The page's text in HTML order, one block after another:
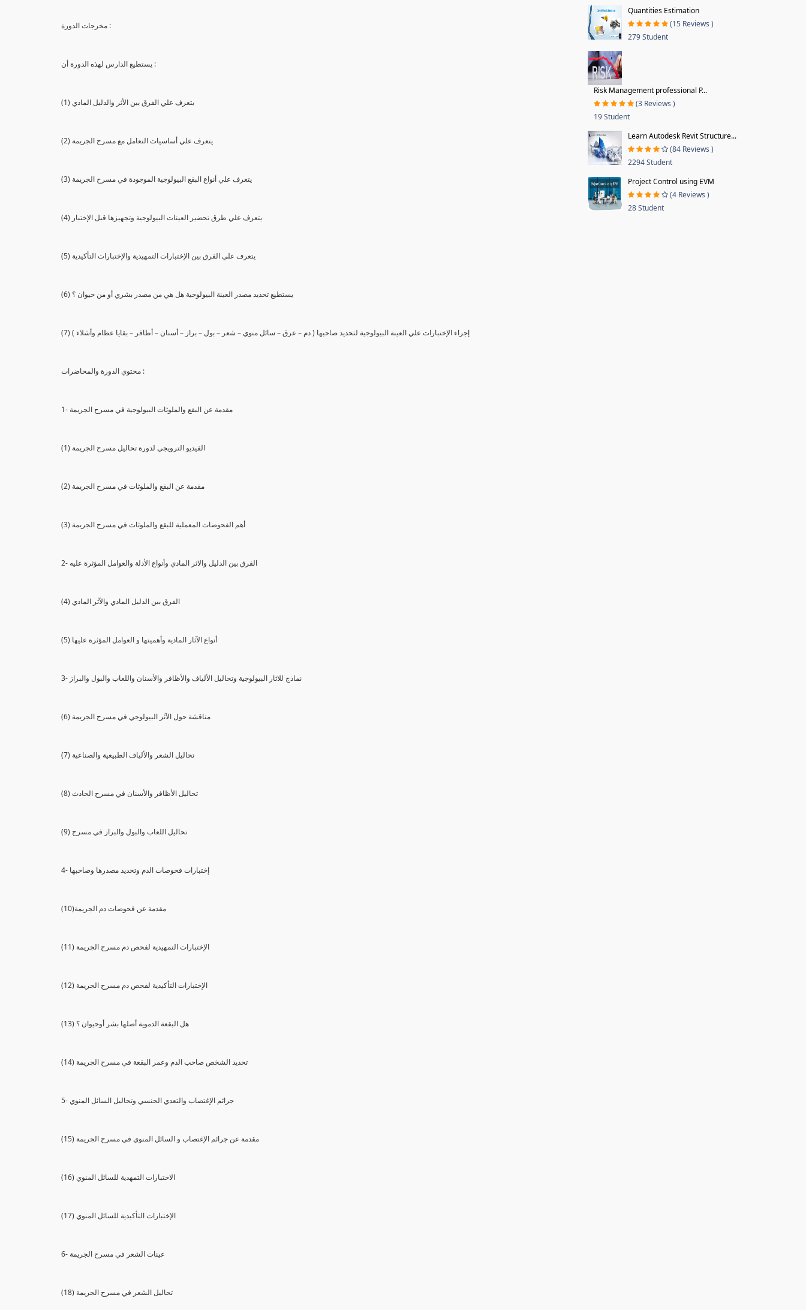
مخرجات الدورة :
يستطيع الدارس لهذه الدورة أن :
(1) يتعرف علي الفرق بين الأثر والدليل المادي
(2) يتعرف علي أساسيات التعامل مع مسرح الجريمة
(3) يتعرف علي أنواع البقع البيولوجية الموجودة في مسرح الجريمة
(4) يتعرف علي طرق تحضير العينات البيولوجية وتجهيزها قبل الإختبار
(5) يتعرف علي الفرق بين الإختبارات التمهيدية والإختبارات التأكيدية
(6) يستطيع تحديد مصدر العينة البيولوجية هل هي من مصدر بشري أو من حيوان ؟
(7) إجراء الإختبارات علي العينة البيولوجية لتحديد صاحبها ( دم – عرق – سائل منوي – شعر – بول – براز – أسنان – أظافر – بقايا عظام وأشلاء )
محتوي الدورة والمحاضرات :
1- مقدمة عن البقع والملوثات البيولوجية في مسرح الجريمة
(1) الفيديو الترويجي لدورة تحاليل مسرح الجريمة
(2) مقدمة عن البقع والملوثات في مسرح الجريمة
(3) أهم الفحوصات المعملية للبقع والملوثات في مسرح الجريمة
2- الفرق بين الدليل والاثر المادي وأنواع الأدلة والعوامل المؤثرة عليه
(4) الفرق بين الدليل المادي والآثر المادي
(5) أنواع الآثار المادية وأهميتها و العوامل المؤثرة عليها
3- نماذج للاثار البيولوجية وتحاليل الألياف والأظافر والأسنان واللعاب والبول والبراز
(6) مناقشة حول الآثر البيولوجي في مسرح الجريمة
(7) تحاليل الشعر والألياف الطبيعية والصناعية
(8) تحاليل الأظافر والأسنان في مسرح الحادث
(9) تحاليل اللعاب والبول والبراز في مسرح
4- إختبارات فحوصات الدم وتحديد مصدرها وصاحبها
(10)مقدمة عن فحوصات دم الجريمة
(11) الإختبارات التمهيدية لفحص دم مسرح الجريمة
(12) الإختبارات التأكيدية لفحص دم مسرح الجريمة
(13) هل البقعة الدموية أصلها بشر أوحيوان ؟
(14) تحديد الشخص صاحب الدم وعمر البقعة في مسرح الجريمة
5- جرائم الإغتصاب والتعدي الجنسي وتحاليل السائل المنوي
(15) مقدمة عن جرائم الإغتصاب و السائل المنوي في مسرح الجريمة
(16) الاختبارات التمهدية للسائل المنوي
(17) الإختبارات التأكيدية للسائل المنوي
6- عينات الشعر في مسرح الجريمة
(18) تحاليل الشعر في مسرح الجريمة
Quantities Estimation
(15 Reviews )
279 Student
Risk Management professional P...
(3 Reviews )
19 Student
Learn Autodesk Revit Structure...
(84 Reviews )
2294 Student
Project Control using EVM
(4 Reviews )
28 Student